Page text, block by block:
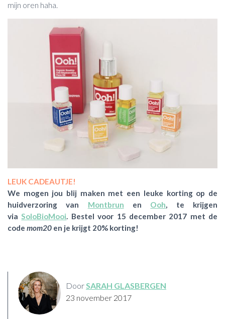
mijn oren haha.
LEUK CADEAUTJE!
We mogen jou blij maken met een leuke korting op de
huidverzoring van Montbrun en Ooh, te krijgen
viaSoloBioMooi. Bestel voor 15 december 2017 met de
code mom20 en je krijgt 20% korting!
DoorSARAH GLASBERGEN
23 november 2017